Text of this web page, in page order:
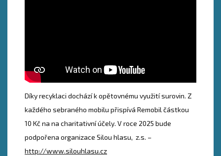
Díky recyklaci dochází k opětovnému využití surovin. Z
každého sebraného mobilu přispívá Remobil částkou
10 Kč na na charitativní účely. V roce 2025 bude
podpořena organizace Silou hlasu, z.s. –
http://www.silouhlasu.cz